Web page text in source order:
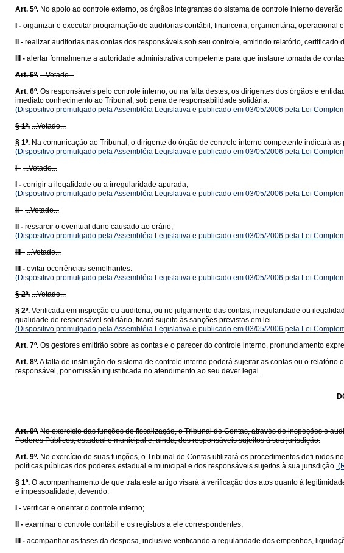
Art. 5º. No apoio ao controle externo, os órgãos integrantes do sistema de controle interno
I - organizar e executar programação de auditorias contábil, financeira, orçamentária,
II - realizar auditorias nas contas dos responsáveis sob seu controle, emitindo relatório, certificado
III - alertar formalmente a autoridade administrativa competente para que instaure tomada de
Art. 6º. ...Vetado...
Art. 6º. Os responsáveis pelo controle interno, ou na falta destes, os dirigentes dos órgãos e
imediato conhecimento ao Tribunal, sob pena de responsabilidade solidária.
(Dispositivo promulgado pela Assembléia Legislativa e publicado em 03/05/2006 pela Lei
§ 1º. ...Vetado...
§ 1º. Na comunicação ao Tribunal, o dirigente do órgão de controle interno competente indicará
(Dispositivo promulgado pela Assembléia Legislativa e publicado em 03/05/2006 pela Lei
I - ...Vetado...
I - corrigir a ilegalidade ou a irregularidade apurada;
(Dispositivo promulgado pela Assembléia Legislativa e publicado em 03/05/2006 pela Lei
II - ...Vetado...
II - ressarcir o eventual dano causado ao erário;
(Dispositivo promulgado pela Assembléia Legislativa e publicado em 03/05/2006 pela Lei
III - ...Vetado...
III - evitar ocorrências semelhantes.
(Dispositivo promulgado pela Assembléia Legislativa e publicado em 03/05/2006 pela Lei
§ 2º. ...Vetado...
§ 2º. Verificada em inspeção ou auditoria, ou no julgamento das contas, irregularidade ou
qualidade de responsável solidário, ficará sujeito às sanções previstas em lei.
(Dispositivo promulgado pela Assembléia Legislativa e publicado em 03/05/2006 pela Lei
Art. 7º. Os gestores emitirão sobre as contas e o parecer do controle interno, pronunciamento
Art. 8º.A falta de instituição do sistema de controle interno poderá sujeitar as contas ou o
responsável, por omissão injustificada no atendimento ao seu dever legal.
Art. 9º. No exercício das funções de fiscalização, o Tribunal de Contas, através de inspeções e
Poderes Públicos, estadual e municipal e, ainda, dos responsáveis sujeitos à sua jurisdição.
Art. 9º. No exercício de suas funções, o Tribunal de Contas utilizará os procedimentos defi nidos
políticas públicas dos poderes estadual e municipal e dos responsáveis sujeitos à sua jurisdição.
§ 1º. O acompanhamento de que trata este artigo visará à verificação dos atos quanto à
e impessoalidade, devendo:
I - verificar e orientar o controle interno;
II - examinar o controle contábil e os registros a ele correspondentes;
III - acompanhar as fases da despesa, inclusive verificando a regularidade dos empenhos,